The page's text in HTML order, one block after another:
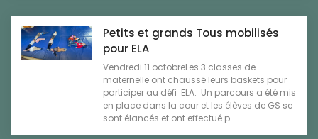
Petits et grands Tous mobilisés
pour ELA
Vendredi 11 octobreLes 3 classes de
maternelle ont chaussé leurs baskets pour
participer au défi ELA. Un parcours a été mis
en place dans la cour et les élèves de GS se
sont élancés et ont effectué p ...